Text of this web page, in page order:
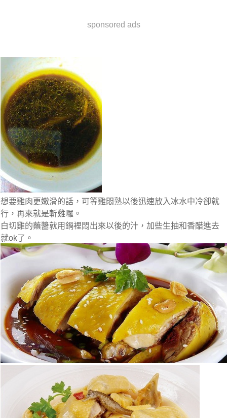
sponsored ads
想要雞肉更嫩滑的話，可等雞悶熟以後迅速放入冰水中冷卻就
行，再來就是斬雞囉。
白切雞的蘸醬就用鍋裡悶出來以後的汁，加些生抽和香醋進去
就ok了。